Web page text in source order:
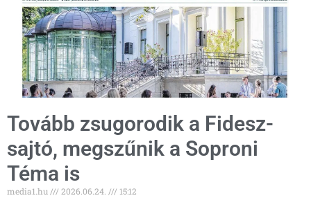
Tovább zsugorodik a Fidesz-
sajtó, megszűnik a Soproni
Téma is
media1.hu 2026.06.24. 15:12